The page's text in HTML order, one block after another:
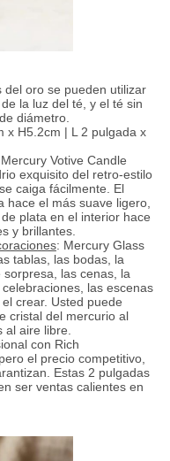
del oro se pueden utilizar
la luz del té, y el té sin
diámetro.
x H5.2cm | L 2 pulgada x
Votive Candle
exquisito del retro-estilo
caiga fácilmente. El
hace el más suave ligero,
plata en el interior hace
y brillantes.
: Mercury Glass
tablas, las bodas, la
las cenas, la
las escenas
crear. Usted puede
cristal del mercurio al
al aire libre.
con Rich
el precio competitivo,
Estas 2 pulgadas
ser ventas calientes en